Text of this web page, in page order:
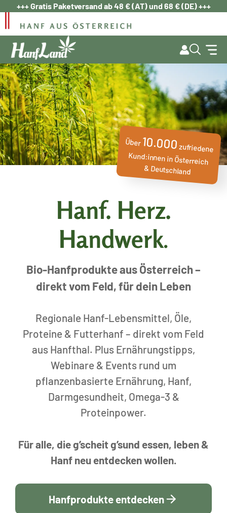
Zum
Inhalt
springen
+++ Gratis Paketversand ab 48 € (AT) und 68 € (DE) +++
Hanf. Herz.
Handwerk.
Bio-Hanfprodukte aus Österreich –
direkt vom Feld, für dein Leben
Regionale Hanf-Lebensmittel, Öle,
Proteine & Futterhanf – direkt vom Feld
aus Hanfthal. Plus Ernährungstipps,
Webinare & Events rund um
pflanzenbasierte Ernährung, Hanf,
Darmgesundheit, Omega-3 &
Proteinpower.
Für alle, die g’scheit g’sund essen, leben &
Hanf neu entdecken wollen.
Hanfprodukte entdecken
Über10.000zufriedene
Kund:innen in Österreich
& Deutschland